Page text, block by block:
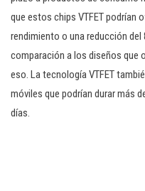
que estos chips VTFET podrían
rendimiento o una reducción del
comparación a los diseños que
eso. La tecnología VTFET
móviles que podrían durar más
días.